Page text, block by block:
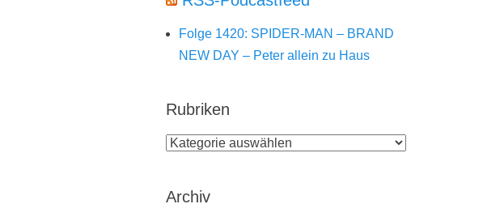
Folge 1420: SPIDER-MAN – BRAND
NEW DAY – Peter allein zu Haus
Rubriken
Rubriken
Archiv